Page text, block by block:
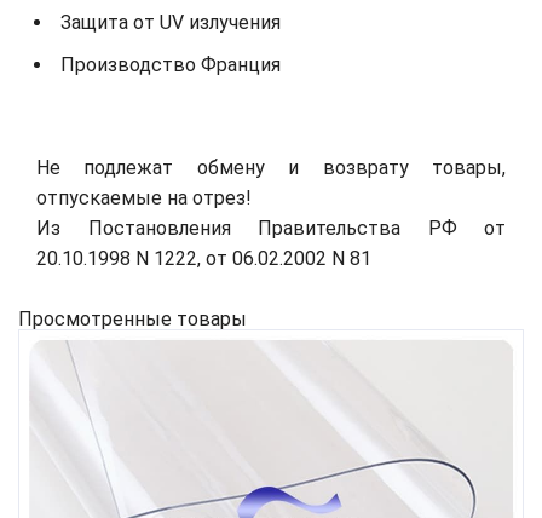
Защита от UV излучения
Производство Франция
Не подлежат обмену и возврату товары,
отпускаемые на отрез!
Из Постановления Правительства РФ от
20.10.1998 N 1222, от 06.02.2002 N 81
Просмотренные товары